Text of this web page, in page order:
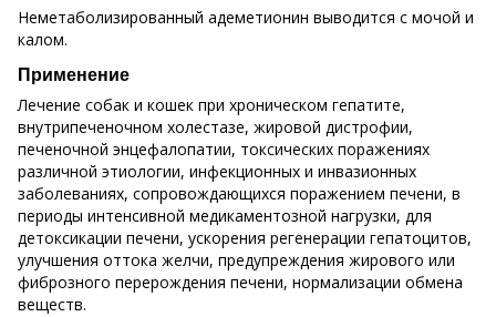
Неметаболизированный адеметионин выводится с мочой и
калом.
Применение
Лечение собак и кошек при хроническом гепатите,
внутрипеченочном холестазе, жировой дистрофии,
печеночной энцефалопатии, токсических поражениях
различной этиологии, инфекционных и инвазионных
заболеваниях, сопровождающихся поражением печени, в
периоды интенсивной медикаментозной нагрузки, для
детоксикации печени, ускорения регенерации гепатоцитов,
улучшения оттока желчи, предупреждения жирового или
фиброзного перерождения печени, нормализации обмена
веществ.